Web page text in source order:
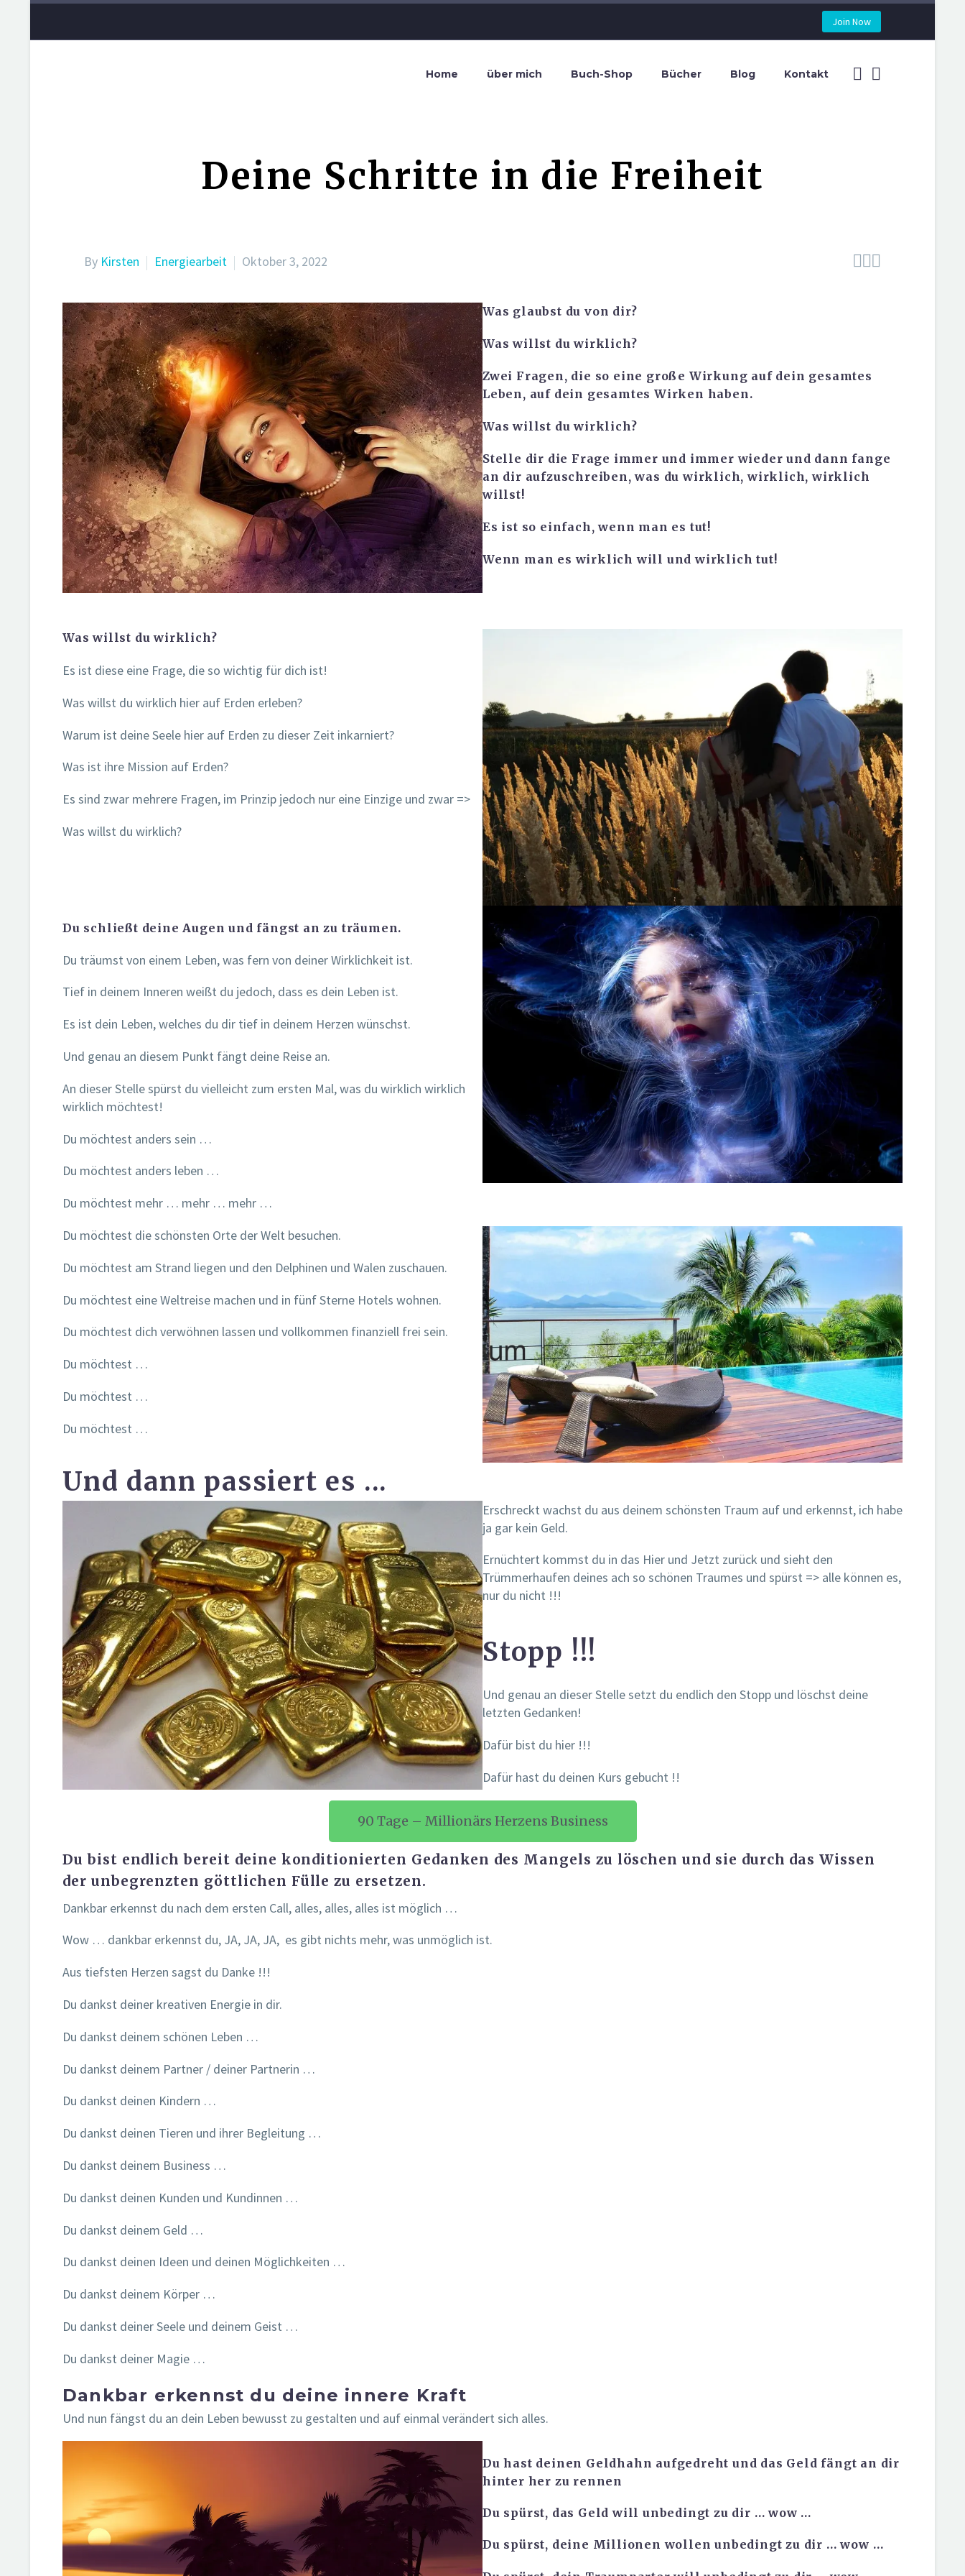
Join Now
Home über mich Buch-Shop Bücher Blog Kontakt
Deine Schritte in die Freiheit

By Kirsten Energiearbeit Oktober 3, 2022
Was glaubst du von dir?
Was willst du wirklich?
Zwei Fragen, die so eine große Wirkung auf dein gesamtes
Leben, auf dein gesamtes Wirken haben.
Was willst du wirklich?
Stelle dir die Frage immer und immer wieder und dann fange
an dir aufzuschreiben, was du wirklich, wirklich, wirklich
willst!
Es ist so einfach, wenn man es tut!
Wenn man es wirklich will und wirklich tut!
Was willst du wirklich?
Es ist diese eine Frage, die so wichtig für dich ist!
Was willst du wirklich hier auf Erden erleben?
Warum ist deine Seele hier auf Erden zu dieser Zeit inkarniert?
Was ist ihre Mission auf Erden?
Es sind zwar mehrere Fragen, im Prinzip jedoch nur eine Einzige und zwar =>
Was willst du wirklich?
Du schließt deine Augen und fängst an zu träumen.
Du träumst von einem Leben, was fern von deiner Wirklichkeit ist.
Tief in deinem Inneren weißt du jedoch, dass es dein Leben ist.
Es ist dein Leben, welches du dir tief in deinem Herzen wünschst.
Und genau an diesem Punkt fängt deine Reise an.
An dieser Stelle spürst du vielleicht zum ersten Mal, was du wirklich wirklich
wirklich möchtest!
Du möchtest anders sein …
Du möchtest anders leben …
Du möchtest mehr … mehr … mehr …
Du möchtest die schönsten Orte der Welt besuchen.
Du möchtest am Strand liegen und den Delphinen und Walen zuschauen.
Du möchtest eine Weltreise machen und in fünf Sterne Hotels wohnen.
Du möchtest dich verwöhnen lassen und vollkommen finanziell frei sein.
Du möchtest …
Du möchtest …
Du möchtest …
Und dann passiert es ...
Erschreckt wachst du aus deinem schönsten Traum auf und erkennst, ich habe
ja gar kein Geld.
Ernüchtert kommst du in das Hier und Jetzt zurück und sieht den
Trümmerhaufen deines ach so schönen Traumes und spürst => alle können es,
nur du nicht !!!
Stopp !!!
Und genau an dieser Stelle setzt du endlich den Stopp und löschst deine
letzten Gedanken!
Dafür bist du hier !!!
Dafür hast du deinen Kurs gebucht !!
90 Tage – Millionärs Herzens Business
Du bist endlich bereit deine konditionierten Gedanken des Mangels zu löschen und sie durch das Wissen
der unbegrenzten göttlichen Fülle zu ersetzen.
Dankbar erkennst du nach dem ersten Call, alles, alles, alles ist möglich …
Wow … dankbar erkennst du, JA, JA, JA, es gibt nichts mehr, was unmöglich ist.
Aus tiefsten Herzen sagst du Danke !!!
Du dankst deiner kreativen Energie in dir.
Du dankst deinem schönen Leben …
Du dankst deinem Partner / deiner Partnerin …
Du dankst deinen Kindern …
Du dankst deinen Tieren und ihrer Begleitung …
Du dankst deinem Business …
Du dankst deinen Kunden und Kundinnen …
Du dankst deinem Geld …
Du dankst deinen Ideen und deinen Möglichkeiten …
Du dankst deinem Körper …
Du dankst deiner Seele und deinem Geist …
Du dankst deiner Magie …
Dankbar erkennst du deine innere Kraft
Und nun fängst du an dein Leben bewusst zu gestalten und auf einmal verändert sich alles.
Du hast deinen Geldhahn aufgedreht und das Geld fängt an dir
hinter her zu rennen
Du spürst, das Geld will unbedingt zu dir … wow …
Du spürst, deine Millionen wollen unbedingt zu dir … wow …